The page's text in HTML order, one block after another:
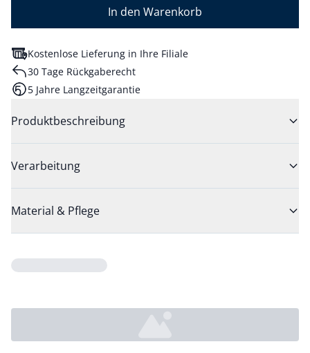
In den Warenkorb
Kostenlose Lieferung in Ihre Filiale
30 Tage Rückgaberecht
5 Jahre Langzeitgarantie
Produktbeschreibung
Verarbeitung
Material & Pflege